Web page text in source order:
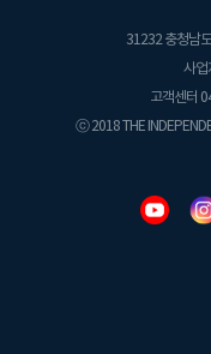
31232 충청남
사업
고객센터
ⓒ 2018 THE